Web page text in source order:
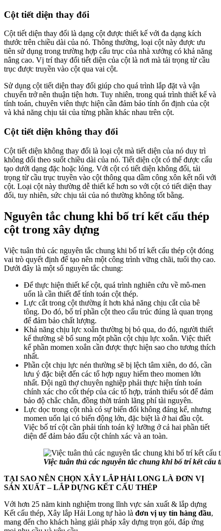
Cột tiết diện thay đổi
Cột tiết diện thay đổi là dạng cột được thiết kế với đa dạng kích
thước trên chiều dài của nó. Thông thường, loại cột này được ưu
tiên sử dụng trong trường hợp cẩu trục của nhà xưởng có khả năng
nâng cao. Vị trí thay đổi tiết diện của cột là nơi mà tải trọng từ cầu
trục được truyền vào cột qua vai cột.
Sử dụng cột tiết diện thay đổi giúp cho quá trình lắp đặt và vận
chuyển trở nên thuận tiện hơn. Tuy nhiên, trong quá trình thiết kế và
tính toán, chuyên viên thực hiện cần đảm bảo tính ổn định của cột
và khả năng chịu tải của từng phần khác nhau trên cột.
Cột tiết diện không thay đổi
Cột tiết diện không thay đổi là loại cột mà tiết diện của nó duy trì
không đổi theo suốt chiều dài của nó. Tiết diện cột có thể được cấu
tạo dưới dạng đặc hoặc lỏng. Với cột có tiết diện không đổi, tải
trọng từ cầu trục truyền vào cột thông qua dầm công xôn kết nối với
cột. Loại cột này thường dễ thiết kế hơn so với cột có tiết diện thay
đổi, tuy nhiên, sức chịu tải của nó thường không tốt bằng.
Nguyên tắc chung khi bố trí kết cấu thép
cột trong xây dựng
Việc tuân thủ các nguyên tắc chung khi bố trí kết cấu thép cột đóng
vai trò quyết định để tạo nên một công trình vững chãi, tuổi thọ cao.
Dưới đây là một số nguyên tắc chung:
Để thực hiện thiết kế cột, quá trình nghiên cứu về mô-men
uốn là cần thiết để tính toán cột thép.
Lực cắt trong cột thường ít hơn khả năng chịu cắt của bê
tông. Do đó, bố trí phần cột theo cấu trúc đúng là quan trọng
để đảm bảo chất lượng.
Khả năng chịu lực xoắn thường bị bỏ qua, do đó, người thiết
kế thường sẽ bổ sung một phần cột chịu lực xoắn. Việc thiết
kế phần momen xoắn cần được thực hiện sao cho tương thích
nhất.
Phần cột chịu lực nén thường sẽ bị lệch tâm xiên, do đó, cần
lưu ý đặc biệt đến các tổ hợp nguy hiểm theo momen lớn
nhất. Đội ngũ thợ chuyên nghiệp phải thực hiện tính toán
chính xác cho cốt thép của các tổ hợp, tránh thiếu sót để đảm
bảo độ chắc chắn, đồng thời tránh lãng phí tài nguyên.
Lực dọc trong cột nhà có sự biến đổi không đáng kể, nhưng
momen uốn lại có biến động lớn, đặc biệt là ở hai đầu cột.
Việc bố trí cột cần phải tính toán kỹ lưỡng ở cả hai phần tiết
diện để đảm bảo đấu cột chính xác và an toàn.
Việc tuân thủ các nguyên tắc chung khi bố trí kết
TẠI SAO NÊN CHỌN XÂY LẮP HẢI LONG LÀ ĐƠN VỊ
SẢN XUẤT – LẮP DỰNG KẾT CẤU THÉP
Với hơn 25 năm kinh nghiệm trong lĩnh vực sản xuất & lắp dựng
Kết cấu thép, Xây lắp Hải Long tự hào là đơn vị uy tín hàng đầu,
mang đến cho khách hàng giải pháp xây dựng trọn gói, đáp ứng